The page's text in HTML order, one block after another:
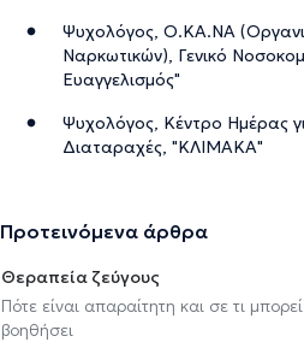
Ψυχολόγος, Ο.ΚΑ.ΝΑ
Ναρκωτικών), Γενικό
Ευαγγελισμός"
Ψυχολόγος, Κέντρο Ημέρας
Διαταραχές, "ΚΛΙΜΑΚΑ"
Προτεινόμενα άρθρα
Θεραπεία ζεύγους
Πότε είναι απαραίτητη και σε τι
βοηθήσει